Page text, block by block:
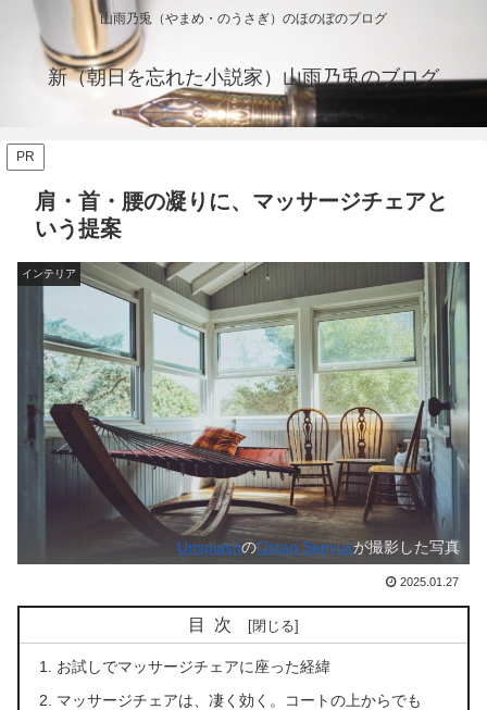
山雨乃兎（やまめ・のうさぎ）のほのぼのブログ
新（朝日を忘れた小説家）山雨乃兎のブログ
PR
肩・首・腰の凝りに、マッサージチェアと
いう提案
インテリア
UnsplashのOstap Senyukが撮影した写真
2025.01.27
目次
お試しでマッサージチェアに座った経緯
マッサージチェアは、凄く効く。コートの上からでも